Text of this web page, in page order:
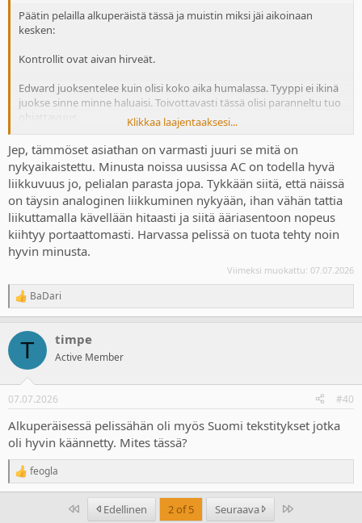
Päätin pelailla alkuperäistä tässä ja muistin miksi jäi aikoinaan
kesken:
Kontrollit ovat aivan hirveät.
Edward juoksentelee kuin olisi koko aika humalassa. Tyyppi ei ikinä
juokse sinne minne haluaisi. Toivottavasti tässä olisi paranneltu tuo
ohjattavuus.
Alkuperäinen muuten on myös suomenkielisillä teksteillä.
Mahtaakohan tässä olla sama...?
Klikkaa laajentaaksesi...
Jep, tämmöset asiathan on varmasti juuri se mitä on
nykyaikaistettu. Minusta noissa uusissa AC on todella hyvä
liikkuvuus jo, pelialan parasta jopa. Tykkään siitä, että näissä
on täysin analoginen liikkuminen nykyään, ihan vähän tattia
liikuttamalla kävellään hitaasti ja siitä ääriasentoon nopeus
kiihtyy portaattomasti. Harvassa pelissä on tuota tehty noin
hyvin minusta.
Viimeksi muokattu: 07.07.2026
R
e
c
i
s
BaDari
T timpe
Active Member
07.07.2026 #40
Alkuperäisessä pelissähän oli myös Suomi tekstitykset jotka
oli hyvin käännetty. Mites tässä?
R
e
feogla
Ensimmäinen
Edellinen 2 of 5 Seuraava Last